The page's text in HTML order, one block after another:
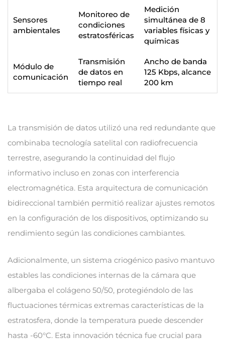
Sensores
ambientales
Monitoreo de
condiciones
estratosféricas
Medición
simultánea de 8
variables físicas y
químicas
Módulo de
comunicación
Transmisión
de datos en
tiempo real
Ancho de banda
125 Kbps, alcance
200 km
La transmisión de datos utilizó una red redundante que
combinaba tecnología satelital con radiofrecuencia
terrestre, asegurando la continuidad del flujo
informativo incluso en zonas con interferencia
electromagnética. Esta arquitectura de comunicación
bidireccional también permitió realizar ajustes remotos
en la configuración de los dispositivos, optimizando su
rendimiento según las condiciones cambiantes.
Adicionalmente, un sistema criogénico pasivo mantuvo
estables las condiciones internas de la cámara que
albergaba el colágeno 50/50, protegiéndolo de las
fluctuaciones térmicas extremas características de la
estratosfera, donde la temperatura puede descender
hasta -60°C. Esta innovación técnica fue crucial para